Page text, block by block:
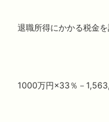
退職所得にかかる税金
1000万円×33％－